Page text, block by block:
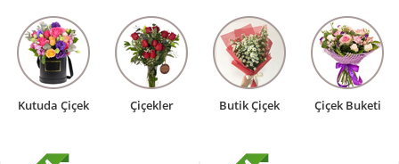
Kutuda Çiçek Çiçekler Butik Çiçek Çiçek Buketi